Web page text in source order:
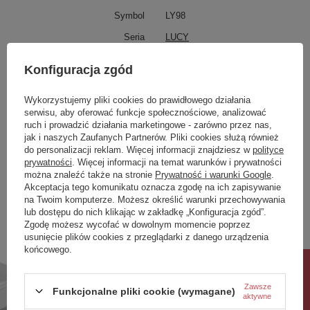
Symbol LY98
Seria LUCY
oczekiwania na dostawę z
Gwarancja w miesiącach 24
kolor biały
Zobacz również
Poprzedni z tej kategorii Następny z tej kategorii
Konfiguracja zgód
Wykorzystujemy pliki cookies do prawidłowego działania
serwisu, aby oferować funkcje społecznościowe, analizować
ruch i prowadzić działania marketingowe - zarówno przez nas,
jak i naszych Zaufanych Partnerów. Pliki cookies służą również
do personalizacji reklam. Więcej informacji znajdziesz w polityce
prywatności . Więcej informacji na temat warunków i prywatności
można znaleźć także na stronie Prywatność i warunki Google
Akceptacja tego komunikatu oznacza zgodę na ich zapisywanie
na Twoim komputerze. Możesz określić warunki przechowywania
lub dostępu do nich klikając w zakładkę „Konfiguracja zgód”.
Zgodę możesz wycofać w dowolnym momencie poprzez
usunięcie plików cookies z przeglądarki z danego urządzenia
końcowego.
Funkcjonalne pliki cookie (wymagane)
Zawsze
aktywne